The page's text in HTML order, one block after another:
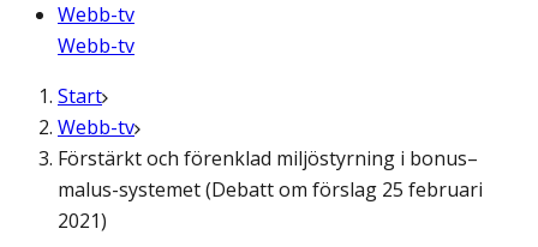
Webb-tv
Webb-tv
Start
Webb-tv
Förstärkt och förenklad miljöstyrning i bonus–
malus-systemet (Debatt om förslag 25 februari
2021)